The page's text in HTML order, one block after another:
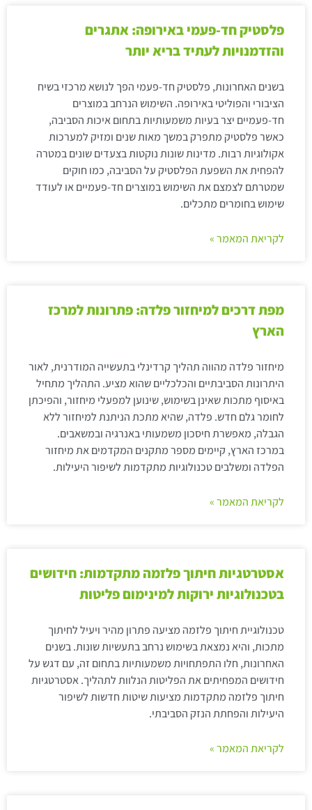
פלסטיק חד-פעמי באירופה: אתגרים
והזדמנויות לעתיד בריא יותר
בשנים האחרונות, פלסטיק חד-פעמי הפך לנושא מרכזי בשיח
הציבורי והפוליטי באירופה. השימוש הנרחב במוצרים
חד-פעמיים יצר בעיות משמעותיות בתחום איכות הסביבה,
כאשר פלסטיק מתפרק במשך מאות שנים ומזיק למערכות
אקולוגיות רבות. מדינות שונות נוקטות בצעדים שונים במטרה
להפחית את השפעת הפלסטיק על הסביבה, כמו חוקים
שמטרתם לצמצם את השימוש במוצרים חד-פעמיים או לעודד
שימוש בחומרים מתכלים.
לקריאת המאמר »
מפת דרכים למיחזור פלדה: פתרונות למרכז
הארץ
מיחזור פלדה מהווה תהליך קרדינלי בתעשייה המודרנית, לאור
היתרונות הסביבתיים והכלכליים שהוא מציע. התהליך מתחיל
באיסוף מתכות שאינן בשימוש, שינוען למפעלי מיחזור, והפיכתן
לחומר גלם חדש. פלדה, שהיא מתכת הניתנת למיחזור ללא
הגבלה, מאפשרת חיסכון משמעותי באנרגיה ובמשאבים.
במרכז הארץ, קיימים מספר מתקנים המקדמים את מיחזור
הפלדה ומשלבים טכנולוגיות מתקדמות לשיפור היעילות.
לקריאת המאמר »
אסטרטגיות חיתוך פלזמה מתקדמות: חידושים
בטכנולוגיות ירוקות למינימום פליטות
טכנולוגיית חיתוך פלזמה מציעה פתרון מהיר ויעיל לחיתוך
מתכות, והיא נמצאת בשימוש נרחב בתעשיות שונות. בשנים
האחרונות, חלו התפתחויות משמעותיות בתחום זה, עם דגש על
חידושים המפחיתים את הפליטות הנלוות לתהליך. אסטרטגיות
חיתוך פלזמה מתקדמות מציעות שיטות חדשות לשיפור
היעילות והפחתת הנזק הסביבתי.
לקריאת המאמר »